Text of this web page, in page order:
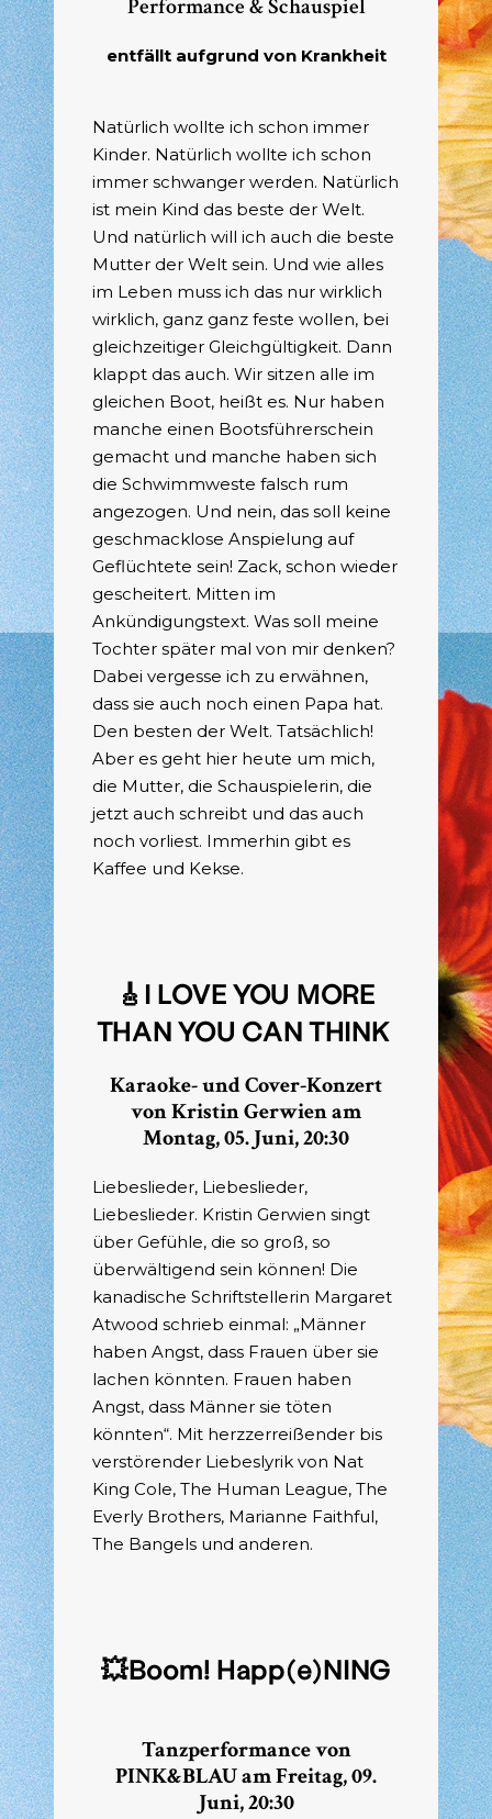
Performance & Schauspiel
entfällt aufgrund von Krankheit
Natürlich wollte ich schon immer
Kinder. Natürlich wollte ich schon
immer schwanger werden. Natürlich
ist mein Kind das beste der Welt.
Und natürlich will ich auch die beste
Mutter der Welt sein. Und wie alles
im Leben muss ich das nur wirklich
wirklich, ganz ganz feste wollen, bei
gleichzeitiger Gleichgültigkeit. Dann
klappt das auch. Wir sitzen alle im
gleichen Boot, heißt es. Nur haben
manche einen Bootsführerschein
gemacht und manche haben sich
die Schwimmweste falsch rum
angezogen. Und nein, das soll keine
geschmacklose Anspielung auf
Geflüchtete sein! Zack, schon wieder
gescheitert. Mitten im
Ankündigungstext. Was soll meine
Tochter später mal von mir denken?
Dabei vergesse ich zu erwähnen,
dass sie auch noch einen Papa hat.
Den besten der Welt. Tatsächlich!
Aber es geht hier heute um mich,
die Mutter, die Schauspielerin, die
jetzt auch schreibt und das auch
noch vorliest. Immerhin gibt es
Kaffee und Kekse.
🎸I LOVE YOU MORE
THAN YOU CAN THINK
Karaoke- und Cover-Konzert
von Kristin Gerwien am
Montag, 05. Juni, 20:30
Liebeslieder, Liebeslieder,
Liebeslieder. Kristin Gerwien singt
über Gefühle, die so groß, so
überwältigend sein können! Die
kanadische Schriftstellerin Margaret
Atwood schrieb einmal: „Männer
haben Angst, dass Frauen über sie
lachen könnten. Frauen haben
Angst, dass Männer sie töten
könnten“. Mit herzzerreißender bis
verstörender Liebeslyrik von Nat
King Cole, The Human League, The
Everly Brothers, Marianne Faithful,
The Bangels und anderen.
💥Boom! Happ(e)NING
Tanzperformance von
PINK&BLAUam Freitag, 09.
Juni, 20:30